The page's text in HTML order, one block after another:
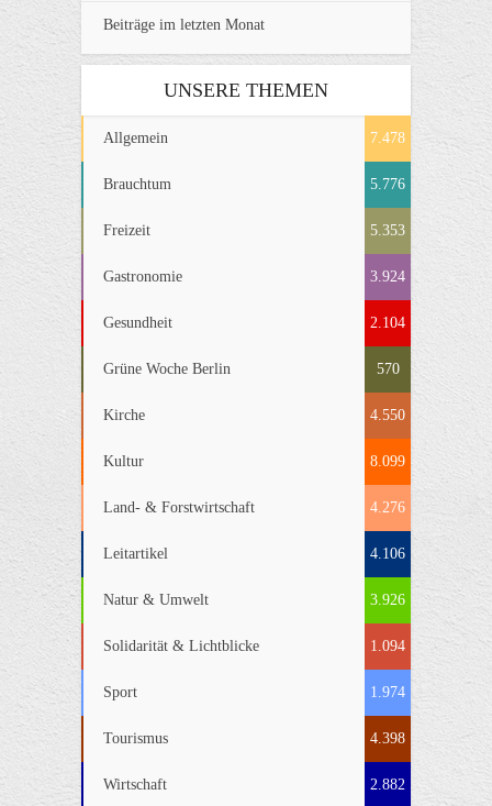
Beiträge im letzten Monat
UNSERE THEMEN
Allgemein 7.478
Brauchtum 5.776
Freizeit 5.353
Gastronomie 3.924
Gesundheit 2.104
Grüne Woche Berlin 570
Kirche 4.550
Kultur 8.099
Land- & Forstwirtschaft 4.276
Leitartikel 4.106
Natur & Umwelt 3.926
Solidarität & Lichtblicke 1.094
Sport 1.974
Tourismus 4.398
Wirtschaft 2.882